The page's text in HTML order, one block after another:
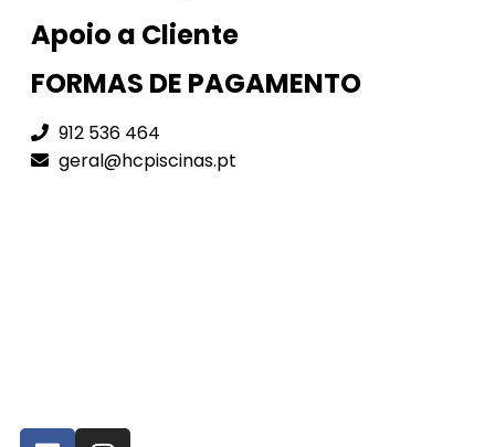
Apoio a Cliente
FORMAS DE PAGAMENTO
912 536 464
geral@hcpiscinas.pt